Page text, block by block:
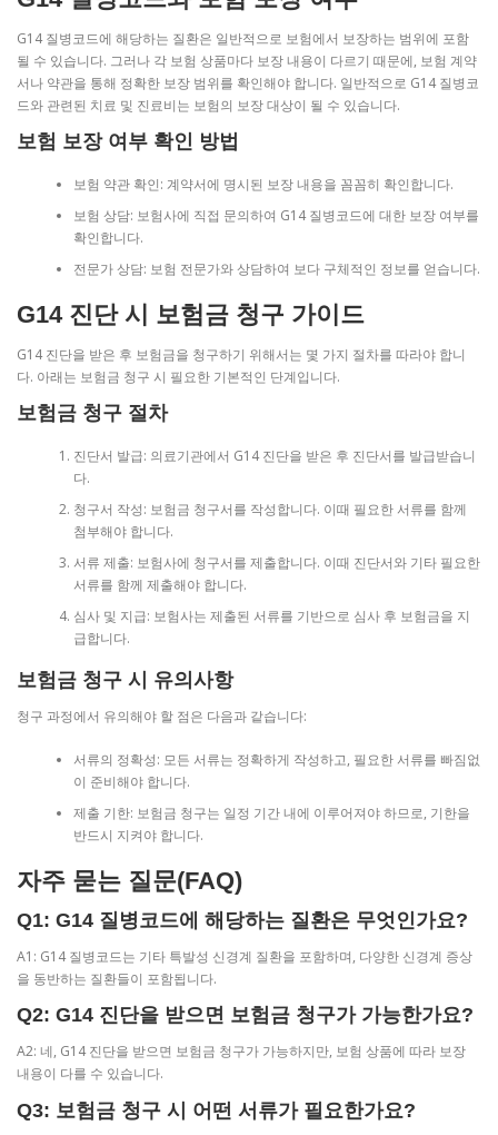
G14 질병코드에 해당하는 질환은 일반적으로 보험에서 보장하는 범위에 포함
될 수 있습니다. 그러나 각 보험 상품마다 보장 내용이 다르기 때문에, 보험 계약
서나 약관을 통해 정확한 보장 범위를 확인해야 합니다. 일반적으로 G14 질병코
드와 관련된 치료 및 진료비는 보험의 보장 대상이 될 수 있습니다.
보험 보장 여부 확인 방법
보험 약관 확인: 계약서에 명시된 보장 내용을 꼼꼼히 확인합니다.
보험 상담: 보험사에 직접 문의하여 G14 질병코드에 대한 보장 여부를
확인합니다.
전문가 상담: 보험 전문가와 상담하여 보다 구체적인 정보를 얻습니다.
G14 진단 시 보험금 청구 가이드
G14 진단을 받은 후 보험금을 청구하기 위해서는 몇 가지 절차를 따라야 합니
다. 아래는 보험금 청구 시 필요한 기본적인 단계입니다.
보험금 청구 절차
진단서 발급: 의료기관에서 G14 진단을 받은 후 진단서를 발급받습니
다.
청구서 작성: 보험금 청구서를 작성합니다. 이때 필요한 서류를 함께
첨부해야 합니다.
서류 제출: 보험사에 청구서를 제출합니다. 이때 진단서와 기타 필요한
서류를 함께 제출해야 합니다.
심사 및 지급: 보험사는 제출된 서류를 기반으로 심사 후 보험금을 지
급합니다.
보험금 청구 시 유의사항
청구 과정에서 유의해야 할 점은 다음과 같습니다:
서류의 정확성: 모든 서류는 정확하게 작성하고, 필요한 서류를 빠짐없
이 준비해야 합니다.
제출 기한: 보험금 청구는 일정 기간 내에 이루어져야 하므로, 기한을
반드시 지켜야 합니다.
자주 묻는 질문(FAQ)
Q1: G14 질병코드에 해당하는 질환은 무엇인가요?
A1: G14 질병코드는 기타 특발성 신경계 질환을 포함하며, 다양한 신경계 증상
을 동반하는 질환들이 포함됩니다.
Q2: G14 진단을 받으면 보험금 청구가 가능한가요?
A2: 네, G14 진단을 받으면 보험금 청구가 가능하지만, 보험 상품에 따라 보장
내용이 다를 수 있습니다.
Q3: 보험금 청구 시 어떤 서류가 필요한가요?